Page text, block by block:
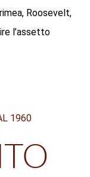
Roosevelt,
l’assetto